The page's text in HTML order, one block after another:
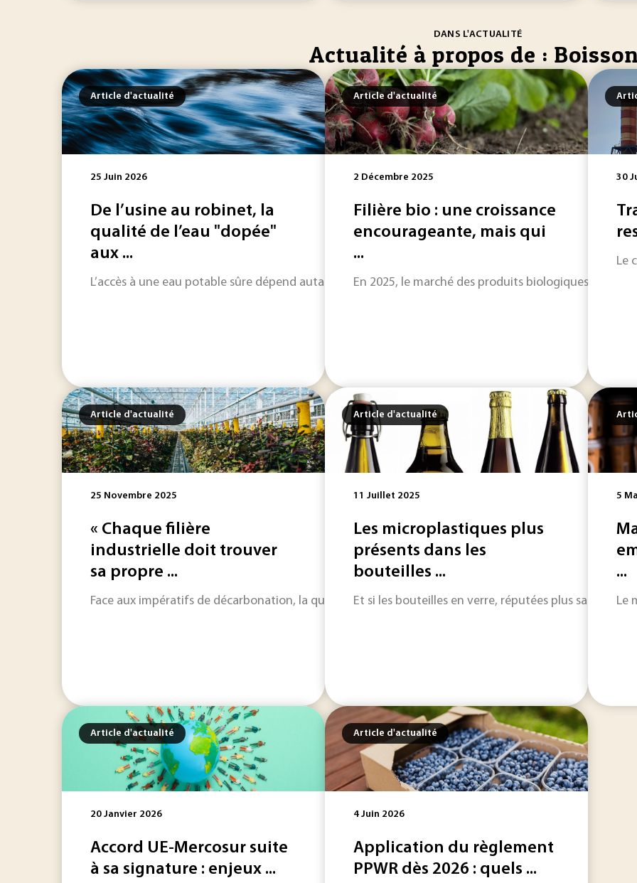
DANS L'ACTUALITÉ
Actualité à propos de :
Article d'actualité
25 Juin 2026
De l’usine au robinet, la
qualité de l’eau "dopée"
aux ...
L’accès à une eau potable sûre dépend autant de la protection des ressources que de la capacité à
Article d'actualité
2 Décembre 2025
Filière bio : une croissance
encourageante, mais qui
...
En 2025, le marché des produits biologiques
30
Le
Article d'actualité
25 Novembre 2025
« Chaque filière
industrielle doit trouver
sa propre ...
Face aux impératifs de décarbonation, la question de la récupération et de la revalorisation du
Article d'actualité
11 Juillet 2025
Les microplastiques plus
présents dans les
bouteilles ...
Et si les bouteilles en verre, réputées plus saines et
5
...
Le
Article d'actualité
20 Janvier 2026
Accord UE-Mercosur suite
à sa signature : enjeux ...
Article d'actualité
4 Juin 2026
Application du règlement
PPWR dès 2026 : quels ...